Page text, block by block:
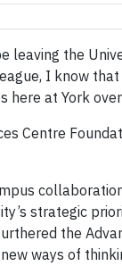
leaving the
I know
at York
Centre
strategic
the
ways of